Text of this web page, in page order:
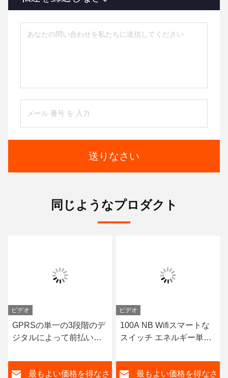
送りなさい
同じようなプロダクト
ビデオ
GPRSの単一の3段階のデ
ジタルによって前払いさ
トルLCDの表示
最もよい価格を得なさ
ビデオ
100A NB Wifiスマートな
スイッチ エネルギー単一
ートル220V
最もよい価格を得なさ